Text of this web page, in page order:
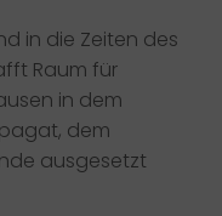
in die Zeiten des
Raum für
in dem
dem
ausgesetzt